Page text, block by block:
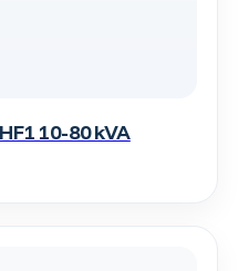
10-80 kVA